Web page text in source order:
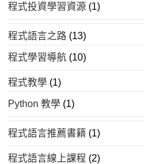
程式投資學習資源 (1)
程式語言之路 (13)
程式學習導航 (10)
程式教學 (1)
Python 教學 (1)
程式語言推薦書籍 (1)
程式語言線上課程 (2)